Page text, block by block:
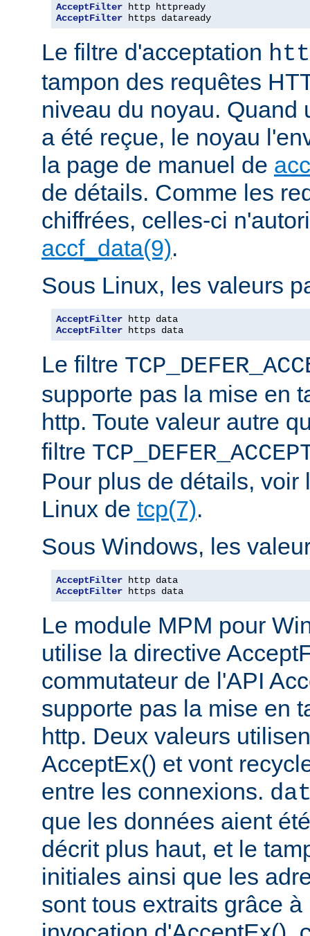
AcceptFilter
AcceptFilter https dataready
Le filtre d'acceptation
tampon des requêtes
niveau du noyau. Quand
a été reçue, le noyau
la page de manuel de
de détails. Comme les
chiffrées, celles-ci
accf_data(9).
Sous Linux, les valeurs
AcceptFilter
AcceptFilter https data
Le filtre
supporte pas la mise en
http. Toute valeur autre
filtre
Pour plus de détails, voir
Linux de tcp(7).
Sous Windows, les
AcceptFilter
AcceptFilter https data
Le module MPM pour
utilise la directive
commutateur de l'API
supporte pas la mise en
http. Deux valeurs
AcceptEx() et vont
entre les connexions.
que les données aient
décrit plus haut, et le
initiales ainsi que les
sont tous extraits grâce